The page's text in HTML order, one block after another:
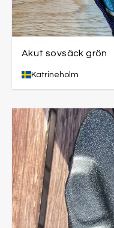
Akut sovsäck grön
Katrineholm